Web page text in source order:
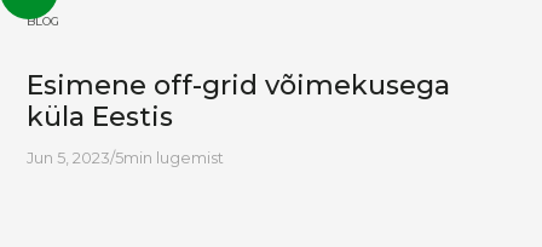
BLOG
Esimene off-grid võimekusega
küla Eestis
Jun 5, 2023/5min lugemist